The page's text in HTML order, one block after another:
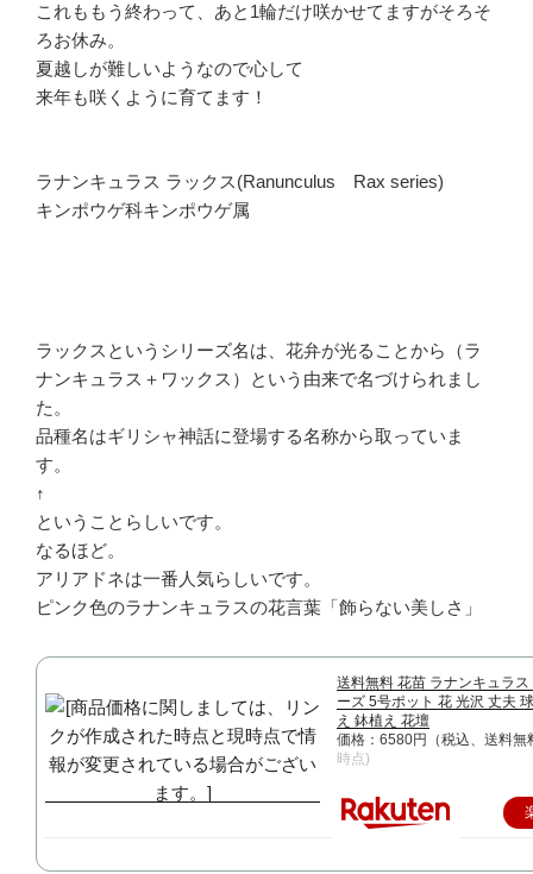
これももう終わって、あと1輪だけ咲かせてますがそろそ
ろお休み。
夏越しが難しいようなので心して
来年も咲くように育てます！
ラナンキュラス ラックス(Ranunculus Rax series)
キンポウゲ科キンポウゲ属
ラックスというシリーズ名は、花弁が光ることから（ラ
ナンキュラス＋ワックス）という由来で名づけられまし
た。
品種名はギリシャ神話に登場する名称から取っていま
す。
↑
ということらしいです。
なるほど。
アリアドネは一番人気らしいです。
ピンク色のラナンキュラスの花言葉「飾らない美しさ」
送料無料 花苗 ラナンキュラ
ーズ 5号ポット 花 光沢 丈夫
え 鉢植え 花壇
価格：6580円（税込、送料無
時点)